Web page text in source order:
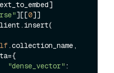
][[0]]
.collection_name,
"dense_vector" :